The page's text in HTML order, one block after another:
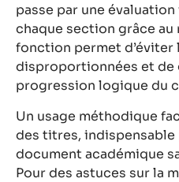
passe par une
chaque section grâce au
fonction permet d’éviter
disproportionnées et de
progression logique du
Un usage méthodique
des titres,
document académique
Pour des astuces sur la